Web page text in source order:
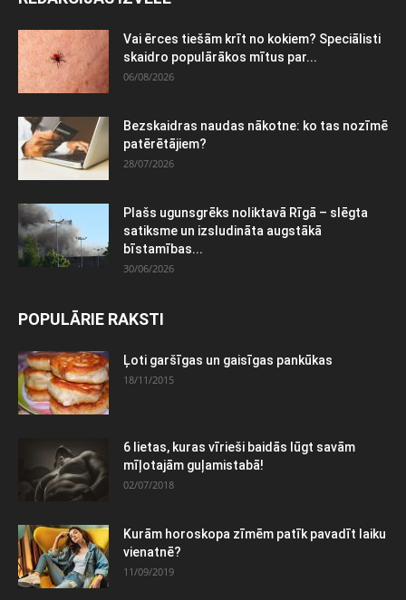
Vai ērces tiešām krīt no kokiem? Speciālisti
skaidro populārākos mītus par...
06/08/2026
Bezskaidras naudas nākotne: ko tas nozīmē
patērētājiem?
28/07/2026
Plašs ugunsgrēks noliktavā Rīgā – slēgta
satiksme un izsludināta augstākā
bīstamības...
30/06/2026
POPULĀRIE RAKSTI
Ļoti garšīgas un gaisīgas pankūkas
18/11/2015
6 lietas, kuras vīrieši baidās lūgt savām
mīļotajām guļamistabā!
02/07/2018
Kurām horoskopa zīmēm patīk pavadīt laiku
vienatnē?
11/09/2019